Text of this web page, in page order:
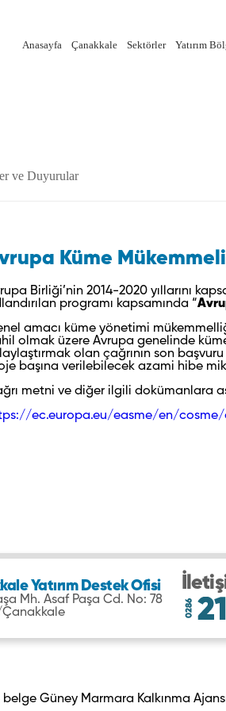
Anasayfa Çanakkale Sektörler Yatırım
ve Duyurular
Küme
Birliği’nin 2014-2020 yıllarını
programı kapsamında “
amacı küme yönetimi
olmak üzere Avrupa genelinde
olan çağrının son
başına verilebilecek azami hibe
metni ve diğer ilgili dokümanlara
ec.europa.eu/easme/en/
Yatırım Destek Ofisi
Mh. Asaf Paşa Cd. No: 78
Çanakkale
Güney Marmara Kalkınma